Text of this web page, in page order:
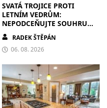
SVATÁ TROJICE PROTI
LETNÍM VEDRŮM:
NEPODCEŇUJTE SOUHRU
ZDIVA A STÍNĚNÍ
RADEK ŠTĚPÁN
06. 08. 2026